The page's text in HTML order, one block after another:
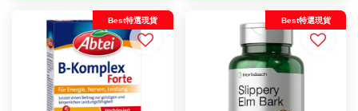
Best特選現貨 Best特選現貨